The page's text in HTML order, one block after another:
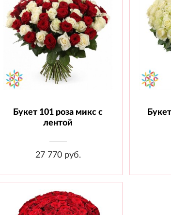
Состав: Роза 60 см - 101 шт.,
Лента.
Букет 101 роза микс с
лентой
27 770 руб.